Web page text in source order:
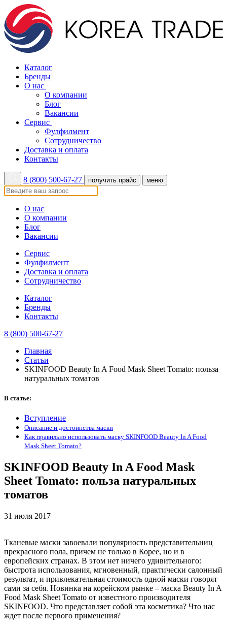
Каталог
Бренды
О нас
О компании
Блог
Вакансии
Сервис
Фулфилмент
Сотрудничество
Доставка и оплата
Контакты
8 (800) 500-67-27 получить прайс меню
О нас
О компании
Блог
Вакансии
Сервис
Фулфилмент
Доставка и оплата
Сотрудничество
Каталог
Бренды
Контакты
8 (800) 500-67-27
Главная
Статьи
SKINFOOD Beauty In A Food Mask Sheet Tomato: польза
натуральных томатов
В статье:
Вступление
Описание и достоинства маски
Как правильно использовать маску SKINFOOD Beauty In A Food
Mask Sheet Tomato?
SKINFOOD Beauty In A Food Mask
Sheet Tomato: польза натуральных
томатов
31 июля 2017
Тканевые маски завоевали популярность представительниц
прекрасного пола, причем не только в Корее, но и в
европейских странах. В этом нет ничего удивительного:
быстрота использования, мгновенный, практически салонный
результат, и привлекательная стоимость одной маски говорят
сами за себя. Новинка на корейском рынке – маска Beauty In A
Food Mask Sheet Tomato от известного производителя
SKINFOOD. Что представляет собой эта косметика? Что нас
ждет после первого применения?